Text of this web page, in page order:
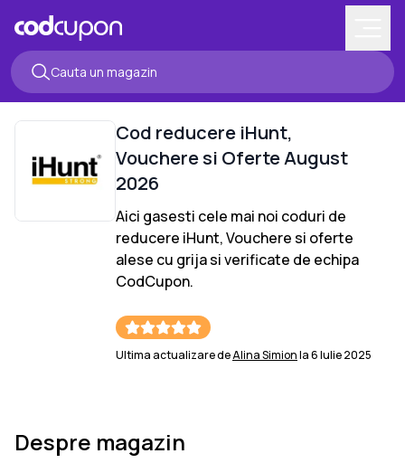
Cod reducere iHunt,
Vouchere si OferteAugust
2026
Aici gasesti cele mai noi coduri de
reducere iHunt, Vouchere si oferte
alese cu grija si verificate de echipa
CodCupon.
Ultima actualizare deAlina Simionla6 Iulie 2025
Despre magazin